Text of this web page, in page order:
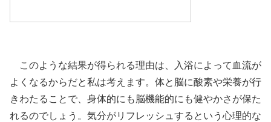
このような結果が得られる理由は、入浴によって血流が
よくなるからだと私は考えます。体と脳に酸素や栄養が行
きわたることで、身体的にも脳機能的にも健やかさが保た
れるのでしょう。気分がリフレッシュするという心理的な